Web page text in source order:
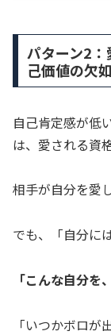
パターン2
己価値の欠如
自己肯定感が低
は、愛される資
相手が自分を愛
でも、「自分に
「こんな自分を
「いつかボロが